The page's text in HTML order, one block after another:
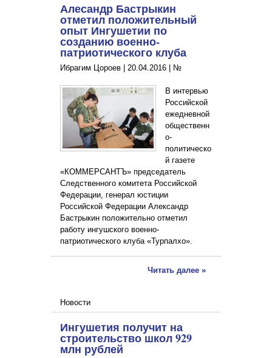
Алесандр Бастрыкин
отметил положительный
опыт Ингушетии по
созданию военно-
патриотического клуба
Ибрагим Цороев | 20.04.2016 №
В интервью
Российской
ежедневной
общественн
о-
политическо
й газете
«КОММЕРСАНТЪ» председатель
Следственного комитета Российской
Федерации, генерал юстиции
Российской Федерации Александр
Бастрыкин положительно отметил
работу ингушского военно-
патриотического клуба «Турпалхо».
Читать далее »
Новости
Ингушетия получит на
строительство школ 929
млн рублей